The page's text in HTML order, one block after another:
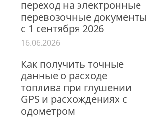
переход на электронные
перевозочные документы
с 1 сентября 2026
16.06.2026
Как получить точные
данные о расходе
топлива при глушении
GPS и расхождениях с
одометром